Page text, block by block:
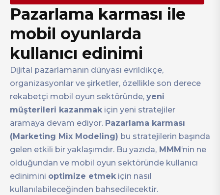
Pazarlama karması ile
mobil oyunlarda
kullanıcı edinimi
Dijital pazarlamanın dünyası evrildikçe,
organizasyonlar ve şirketler, özellikle son derece
rekabetçi mobil oyun sektöründe, yeni
müşterileri kazanmak için yeni stratejiler
aramaya devam ediyor. Pazarlama karması
(Marketing Mix Modeling) bu stratejilerin başında
gelen etkili bir yaklaşımdır. Bu yazıda, MMM ‘nin ne
olduğundan ve mobil oyun sektöründe kullanıcı
edinimini optimize etmek için nasıl
kullanılabileceğinden bahsedilecektir.